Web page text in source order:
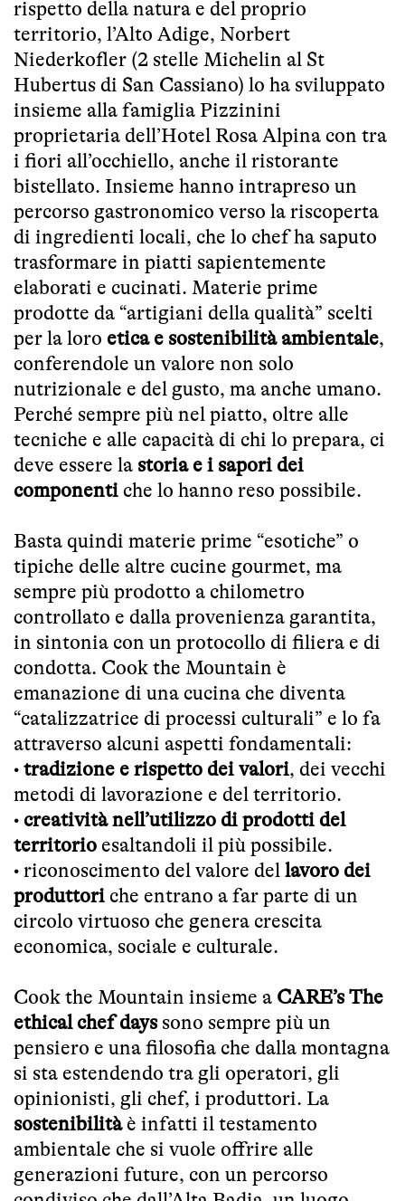
rispetto della natura e del proprio
territorio, l’Alto Adige, Norbert
Niederkofler (2 stelle Michelin al St
Hubertus di San Cassiano) lo ha sviluppato
insieme alla famiglia Pizzinini
proprietaria dell’Hotel Rosa Alpina con tra
i fiori all’occhiello, anche il ristorante
bistellato. Insieme hanno intrapreso un
percorso gastronomico verso la riscoperta
di ingredienti locali, che lo chef ha saputo
trasformare in piatti sapientemente
elaborati e cucinati. Materie prime
prodotte da “artigiani della qualità” scelti
per la loro etica e sostenibilità ambientale,
conferendole un valore non solo
nutrizionale e del gusto, ma anche umano.
Perché sempre più nel piatto, oltre alle
tecniche e alle capacità di chi lo prepara, ci
deve essere la storia e i sapori dei
componenti che lo hanno reso possibile.
Basta quindi materie prime “esotiche” o
tipiche delle altre cucine gourmet, ma
sempre più prodotto a chilometro
controllato e dalla provenienza garantita,
in sintonia con un protocollo di filiera e di
condotta. Cook the Mountain è
emanazione di una cucina che diventa
“catalizzatrice di processi culturali” e lo fa
attraverso alcuni aspetti fondamentali:
• tradizione e rispetto dei valori, dei vecchi
metodi di lavorazione e del territorio.
• creatività nell’utilizzo di prodotti del
territorio esaltandoli il più possibile.
• riconoscimento del valore del lavoro dei
produttori che entrano a far parte di un
circolo virtuoso che genera crescita
economica, sociale e culturale.
Cook the Mountain insieme a CARE’s The
ethical chef dayssono sempre più un
pensiero e una filosofia che dalla montagna
si sta estendendo tra gli operatori, gli
opinionisti, gli chef, i produttori. La
sostenibilità è infatti il testamento
ambientale che si vuole offrire alle
generazioni future, con un percorso